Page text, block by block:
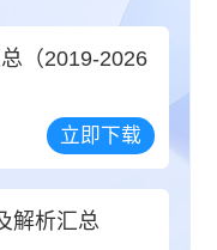
（2019-2026
立即下载
解析汇总